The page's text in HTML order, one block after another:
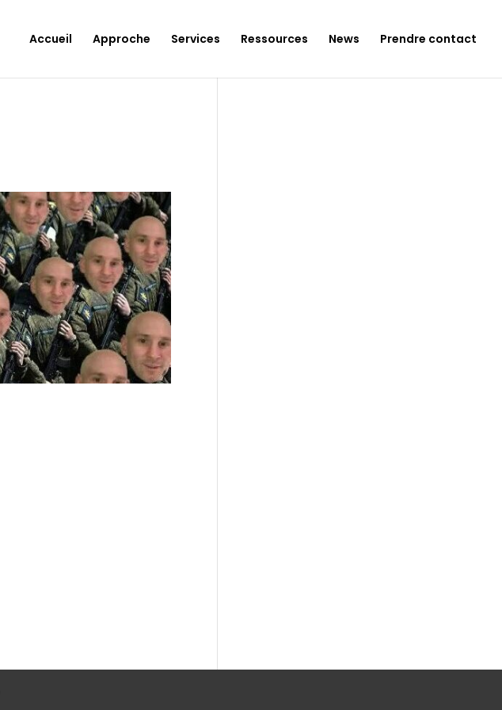
Accueil Approche Services Ressources News Prendre contact